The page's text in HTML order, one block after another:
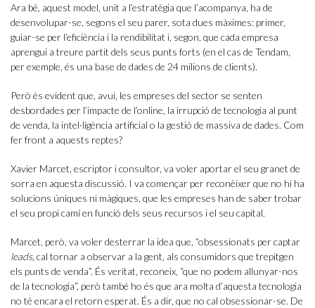
Ara bé, aquest model, unit a l’estratègia que l’acompanya, ha de
desenvolupar-se, segons el seu parer, sota dues màximes: primer,
guiar-se per l’eficiència i la rendibilitat i, segon, que cada empresa
aprengui a treure partit dels seus punts forts (en el cas de Tendam,
per exemple, és una base de dades de 24 milions de clients).
Però és evident que, avui, les empreses del sector se senten
desbordades per l’impacte de l’online, la irrupció de tecnologia al punt
de venda, la intel·ligència artificial o la gestió de massiva de dades. Com
fer front a aquests reptes?
Xavier Marcet, escriptor i consultor, va voler aportar el seu granet de
sorra en aquesta discussió. I va començar per reconèixer que no hi ha
solucions úniques ni màgiques, que les empreses han de saber trobar
el seu propi camí en funció dels seus recursos i el seu capital.
Marcet, però, va voler desterrar la idea que, “obsessionats per captar
leads, cal tornar a observar a la gent, als consumidors que trepitgen
els punts de venda”. És veritat, reconeix, “que no podem allunyar-nos
de la tecnologia”, però també ho és que ara molta d’aquesta tecnologia
no té encara el retorn esperat. És a dir, que no cal obsessionar-se. De